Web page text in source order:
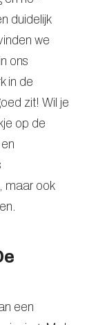
duidelijk
we
ons
in de
zit! Wil je
op de
maar ook
een